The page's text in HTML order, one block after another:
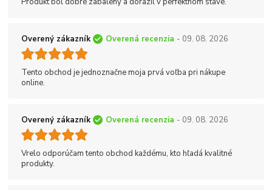
Overený zákazník Overená recenzia - 09. 08. 2026
Tento obchod je jednoznačne moja prvá voľba pri nákupe
online.
Overený zákazník Overená recenzia - 09. 08. 2026
Vrelo odporúčam tento obchod každému, kto hľadá kvalitné
produkty.